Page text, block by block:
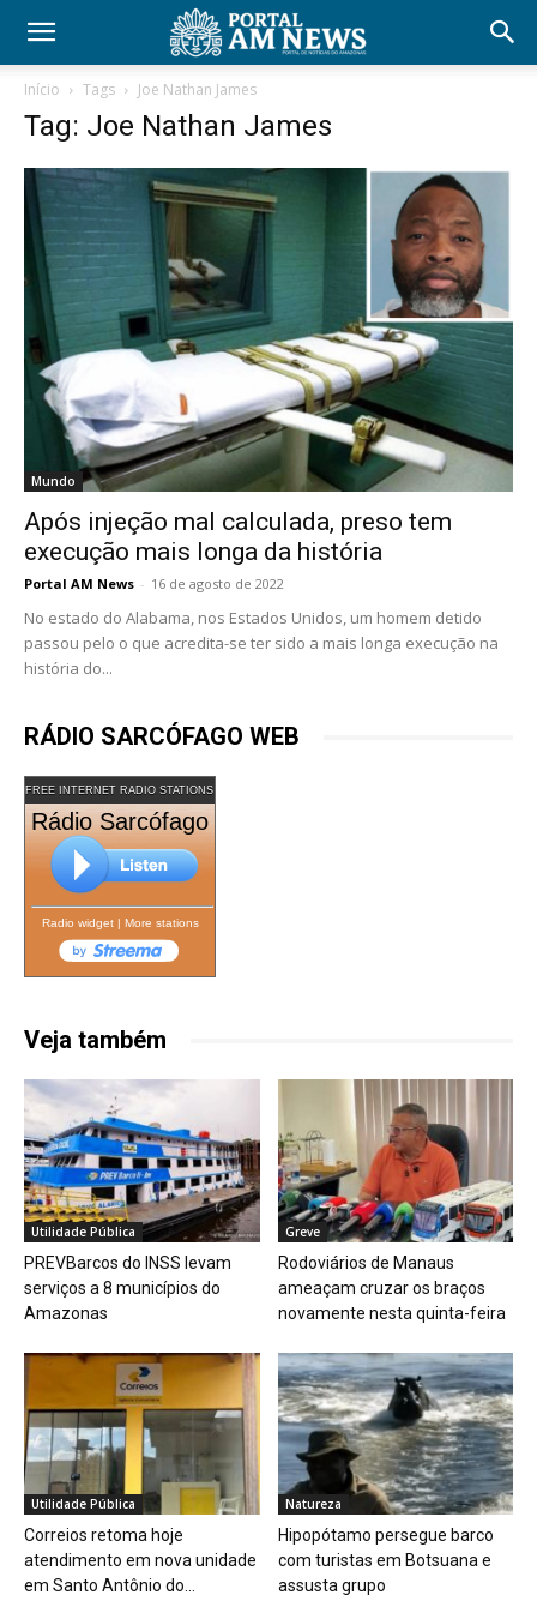
Início Tags Joe Nathan James
Tag: Joe Nathan James
Mundo
Após injeção mal calculada, preso tem
execução mais longa da história
Portal AM News - 16 de agosto de 2022
No estado do Alabama, nos Estados Unidos, um homem detido
passou pelo o que acredita-se ter sido a mais longa execução na
história do...
RÁDIO SARCÓFAGO WEB
FREE INTERNET RADIO STATIONS
Rádio Sarcófago
Radio widget| More stations
Veja também
Utilidade Pública
PREVBarcos do INSS levam
serviços a 8 municípios do
Amazonas
Greve
Rodoviários de Manaus
ameaçam cruzar os braços
novamente nesta quinta-feira
Utilidade Pública
Correios retoma hoje
atendimento em nova unidade
em Santo Antônio do...
Natureza
Hipopótamo persegue barco
com turistas em Botsuana e
assusta grupo